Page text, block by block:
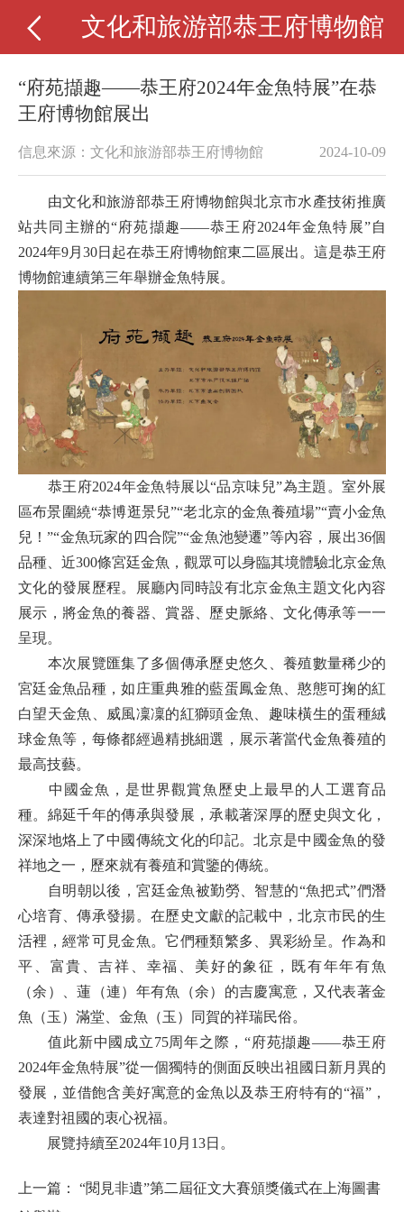
文化和旅游部恭王府博物館
“府苑擷趣——恭王府2024年金魚特展”在恭
王府博物館展出
信息來源：文化和旅游部恭王府博物館 2024-10-09
由文化和旅游部恭王府博物館與北京市水產技術推廣
站共同主辦的“府苑擷趣——恭王府2024年金魚特展”自
2024年9月30日起在恭王府博物館東二區展出。這是恭王府
博物館連續第三年舉辦金魚特展。
恭王府2024年金魚特展以“品京味兒”為主題。室外展
區布景圍繞“恭博逛景兒”“老北京的金魚養殖場”“賣小金魚
兒！”“金魚玩家的四合院”“金魚池變遷”等內容，展出36個
品種、近300條宮廷金魚，觀眾可以身臨其境體驗北京金魚
文化的發展歷程。展廳內同時設有北京金魚主題文化內容
展示，將金魚的養器、賞器、歷史脈絡、文化傳承等一一
呈現。
本次展覽匯集了多個傳承歷史悠久、養殖數量稀少的
宮廷金魚品種 ，如庄重典雅的藍蛋鳳金魚、憨態可掬的紅
白望天金魚、威風凜凜的紅獅頭金魚、趣味橫生的蛋種絨
球金魚等，每條都經過精挑細選，展示著當代金魚養殖的
最高技藝。
中國金魚，是世界觀賞魚歷史上最早的人工選育品
種。綿延千年的傳承與發展，承載著深厚的歷史與文化，
深深地烙上了中國傳統文化的印記。北京是中國金魚的發
祥地之一，歷來就有養殖和賞鑒的傳統。
自明朝以後，宮廷金魚被勤勞、智慧的“魚把式”們潛
心培育、傳承發揚。在歷史文獻的記載中，北京市民的生
活裡，經常可見金魚。它們種類繁多、異彩紛呈。作為和
平、富貴、吉祥、幸福、美好的象征，既有年年有魚
（余）、蓮（連）年有魚（余）的吉慶寓意，又代表著金
魚（玉）滿堂、金魚（玉）同賀的祥瑞民俗。
值此新中國成立75周年之際，“府苑擷趣——恭王府
2024年金魚特展”從一個獨特的側面反映出祖國日新月異的
發展，並借飽含美好寓意的金魚以及恭王府特有的“福”，
表達對祖國的衷心祝福。
展覽持續至2024年10月13日。
上一篇： “閱見非遺”第二屆征文大賽頒獎儀式在上海圖書